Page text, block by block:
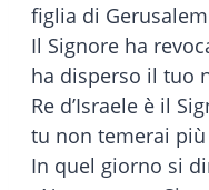
figlia di
Il Signore ha
ha disperso il tuo
Re d’Israele è il
tu non temerai
In quel giorno si